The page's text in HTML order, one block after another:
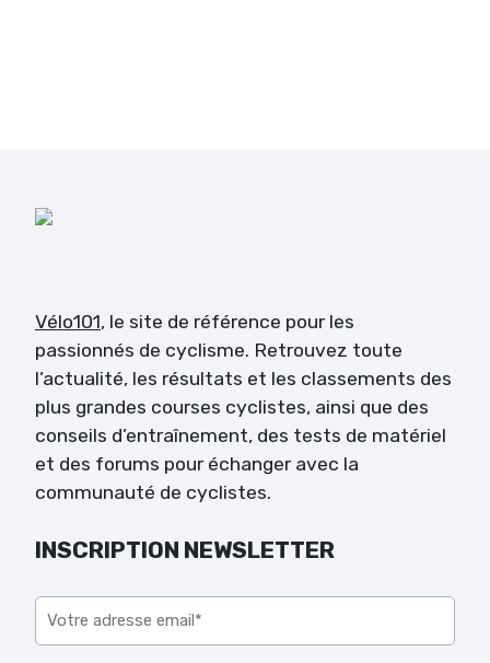
Vélo101, le site de référence pour les
passionnés de cyclisme. Retrouvez toute
l’actualité, les résultats et les classements des
plus grandes courses cyclistes, ainsi que des
conseils d’entraînement, des tests de matériel
et des forums pour échanger avec la
communauté de cyclistes.
INSCRIPTION NEWSLETTER